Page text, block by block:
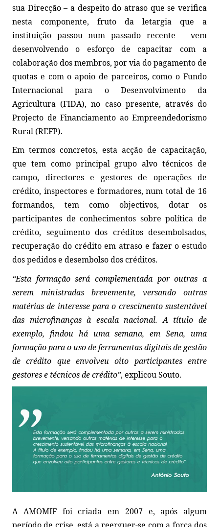
sua Direcção – a despeito do atraso que se verifica
nesta componente, fruto da letargia que a
instituição passou num passado recente – vem
desenvolvendo o esforço de capacitar com a
colaboração dos membros, por via do pagamento de
quotas e com o apoio de parceiros, como o Fundo
Internacional para o Desenvolvimento da
Agricultura (FIDA), no caso presente, através do
Projecto de Financiamento ao Empreendedorismo
Rural (REFP).
Em termos concretos, esta acção de capacitação,
que tem como principal grupo alvo técnicos de
campo, directores e gestores de operações de
crédito, inspectores e formadores, num total de 16
formandos, tem como objectivos, dotar os
participantes de conhecimentos sobre política de
crédito, seguimento dos créditos desembolsados,
recuperação do crédito em atraso e fazer o estudo
dos pedidos e desembolso dos créditos.
“Esta formação será complementada por outras a
serem ministradas brevemente, versando outras
matérias de interesse para o crescimento sustentável
das microfinanças à escala nacional. A título de
exemplo, findou há uma semana, em Sena, uma
formação para o uso de ferramentas digitais de gestão
de crédito que envolveu oito participantes entre
gestores e técnicos de crédito”, explicou Souto.
A AMOMIF foi criada em 2007 e, após algum
período de crise, está a reerguer-se com a força dos